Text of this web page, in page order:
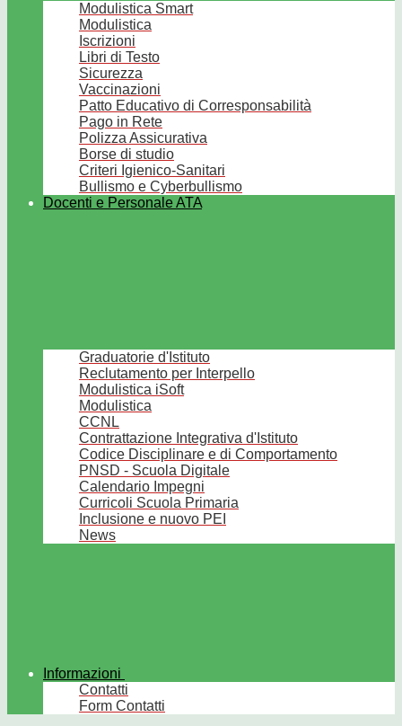
Modulistica Smart
Modulistica
Iscrizioni
Libri di Testo
Sicurezza
Vaccinazioni
Patto Educativo di Corresponsabilità
Pago in Rete
Polizza Assicurativa
Borse di studio
Criteri Igienico-Sanitari
Bullismo e Cyberbullismo
Docenti e Personale ATA
Graduatorie d'Istituto
Reclutamento per Interpello
Modulistica iSoft
Modulistica
CCNL
Contrattazione Integrativa d'Istituto
Codice Disciplinare e di Comportamento
PNSD - Scuola Digitale
Calendario Impegni
Curricoli Scuola Primaria
Inclusione e nuovo PEI
News
Informazioni
Contatti
Form Contatti